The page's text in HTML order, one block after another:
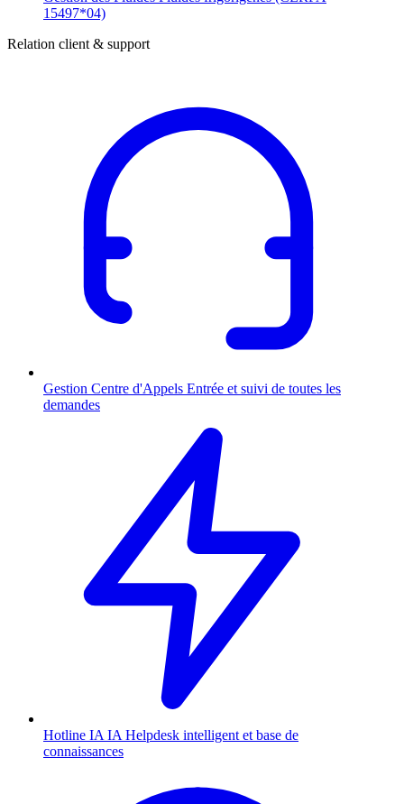
15497*04)
Relation client & support
Gestion Centre d'Appels Entrée et suivi de toutes les
demandes
Hotline IA IA Helpdesk intelligent et base de
connaissances